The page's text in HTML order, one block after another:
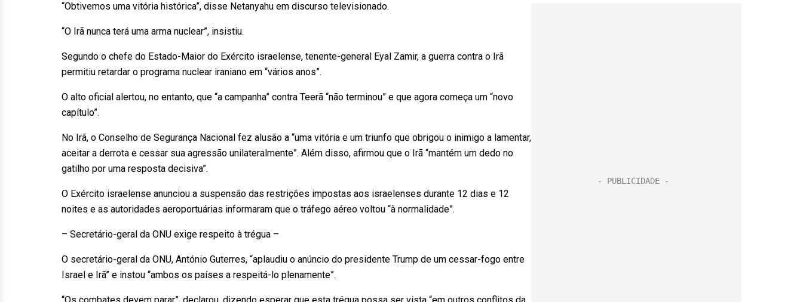
“Obtivemos uma vitória histórica”, disse Netanyahu em discurso televisionado.
“O Irã nunca terá uma arma nuclear”, insistiu.
Segundo o chefe do Estado-Maior do Exército israelense, tenente-general Eyal Zamir, a guerra contra o Irã
permitiu retardar o programa nuclear iraniano em “vários anos”.
O alto oficial alertou, no entanto, que “a campanha” contra Teerã “não terminou” e que agora começa um “novo
capítulo”.
No Irã, o Conselho de Segurança Nacional fez alusão a “uma vitória e um triunfo que obrigou o inimigo a lamentar,
aceitar a derrota e cessar sua agressão unilateralmente”. Além disso, afirmou que o Irã “mantém um dedo no
gatilho por uma resposta decisiva”.
O Exército israelense anunciou a suspensão das restrições impostas aos israelenses durante 12 dias e 12
noites e as autoridades aeroportuárias informaram que o tráfego aéreo voltou “à normalidade”.
– Secretário-geral da ONU exige respeito à trégua –
O secretário-geral da ONU, António Guterres, “aplaudiu o anúncio do presidente Trump de um cessar-fogo entre
Israel e Irã” e instou “ambos os países a respeitá-lo plenamente”.